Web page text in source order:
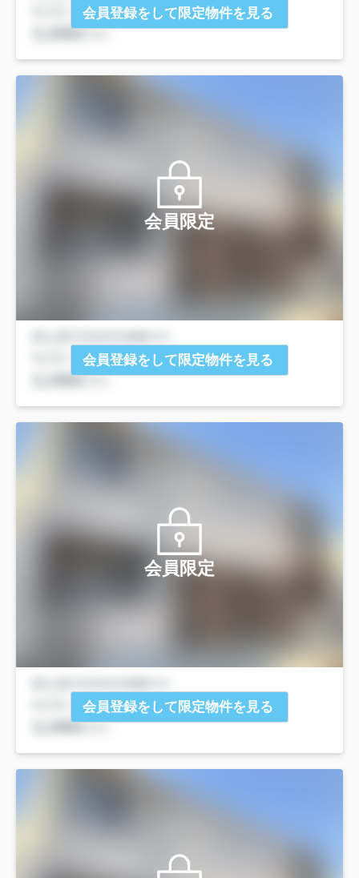
会員登録をして限定物件を見る
会員限定
会員登録をして限定物件を見る
会員限定
会員登録をして限定物件を見る